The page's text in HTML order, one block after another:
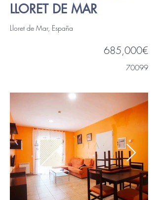
LLORET DE MAR
Lloret de Mar, España
685,000€
70099